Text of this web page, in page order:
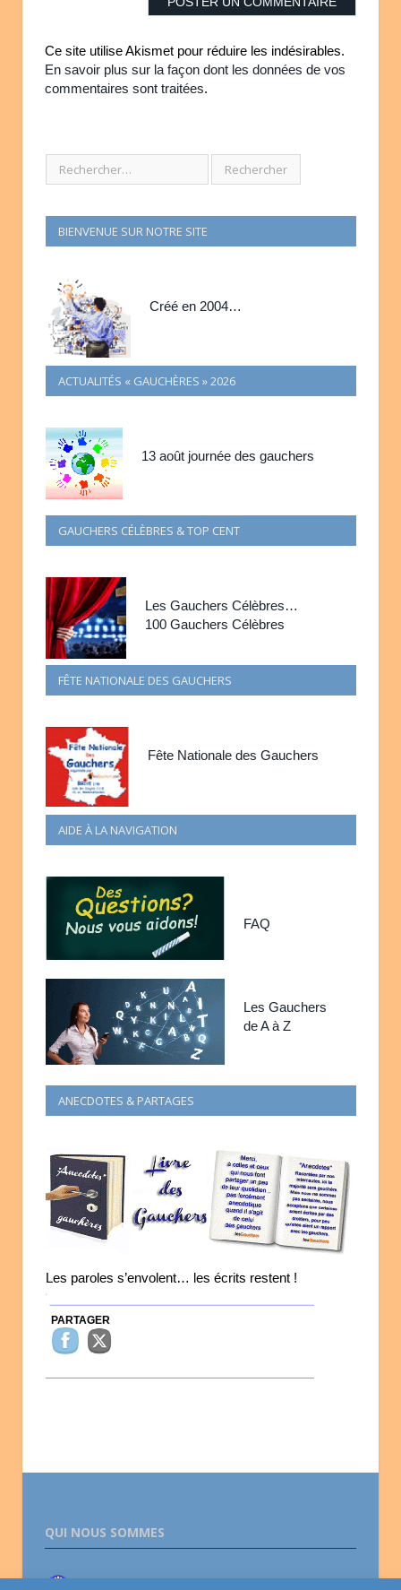
Ce site utilise Akismet pour réduire les indésirables.
En savoir plus sur la façon dont les données de vos
commentaires sont traitées.
BIENVENUE SUR NOTRE SITE
Créé en 2004…
ACTUALITÉS « GAUCHÈRES » 2026
13 août journée des gauchers
GAUCHERS CÉLÈBRES & TOP CENT
Les Gauchers Célèbres…
100 Gauchers Célèbres
FÊTE NATIONALE DES GAUCHERS
Fête Nationale des Gauchers
AIDE À LA NAVIGATION
FAQ
Les Gauchers
de A à Z
ANECDOTES & PARTAGES
Les paroles s’envolent… les écrits restent !
PARTAGER
QUI NOUS SOMMES
Association lesGauchers.com